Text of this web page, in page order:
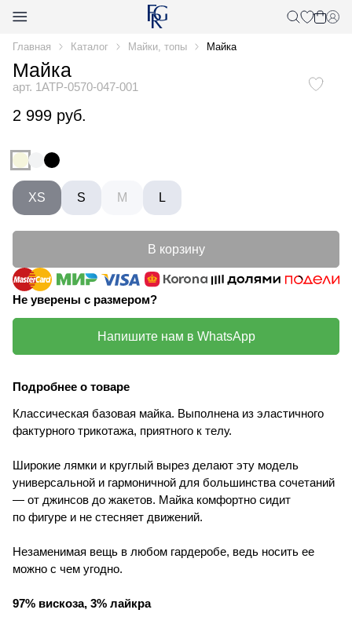
Главная Каталог Майки, топы Майка
Майка
арт. 1ATP-0570-047-001
2 999 руб.
XS S M L
В корзину
Не уверены с размером?
Напишите нам в WhatsApp
Подробнее о товаре
Классическая базовая майка. Выполнена из эластичного
фактурного трикотажа, приятного к телу.
Широкие лямки и круглый вырез делают эту модель
универсальной и гармоничной для большинства сочетаний
— от джинсов до жакетов. Майка комфортно сидит
по фигуре и не стесняет движений.
Незаменимая вещь в любом гардеробе, ведь носить ее
можно с чем угодно.
97% вискоза, 3% лайкра